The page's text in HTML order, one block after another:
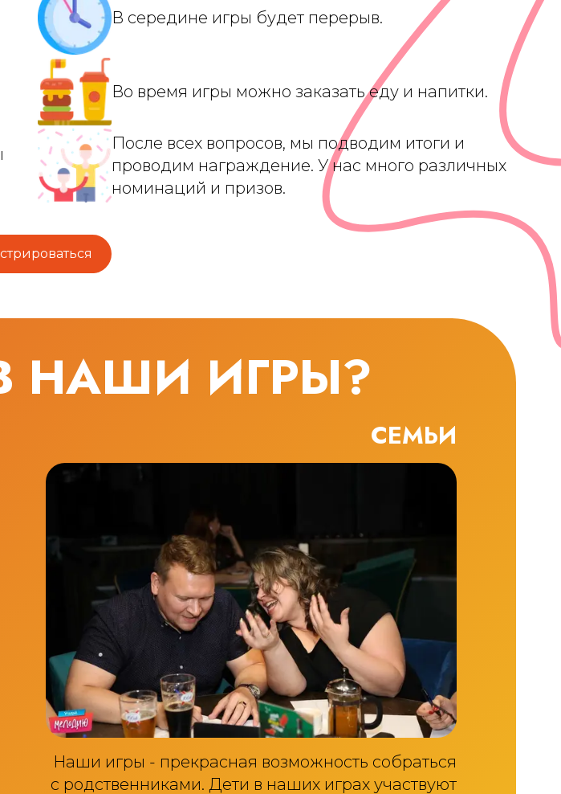
В середине игры будет перерыв.
Во время игры можно заказать еду и напитки.
После всех вопросов, мы подводим итоги и
проводим награждение. У нас много различных
номинаций и призов.
НАШИ ИГРЫ?
СЕМЬИ
Наши игры - прекрасная возможность собраться
с родственниками. Дети в наших играх участвуют